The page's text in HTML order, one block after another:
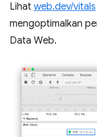
Lihat web.dev/vitals
mengoptimalkan
Data Web.